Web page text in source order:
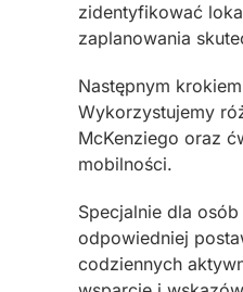
zidentyfikować
zaplanowania
Następnym
Wykorzystujemy
McKenziego oraz
mobilności.
Specjalnie dla
odpowiedniej
codziennych